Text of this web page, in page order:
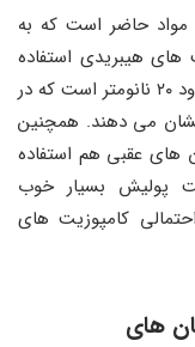
مواد حاضر است که به
های هیبریدی استفاده
می شود. اندازه ذرات این مدل کامپوزیت حدود ۲۰ نانومتر است که در
نشان می دهند. همچنین
های عقبی هم استفاده
پولیش بسیار خوب
کامپوزیت های
های